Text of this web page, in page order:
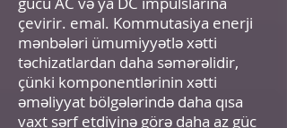
çevirir. emal. Kommutasiya enerji
mənbələri ümumiyyətlə xətti
təchizatlardan daha səmərəlidir,
çünki komponentlərinin xətti
əməliyyat bölgələrində daha qısa
vaxt sərf etdiyinə görə daha az güc